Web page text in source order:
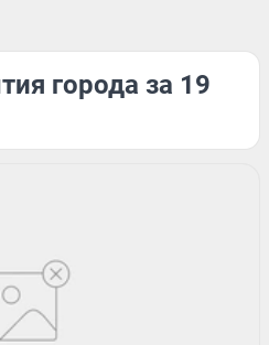
города за 19